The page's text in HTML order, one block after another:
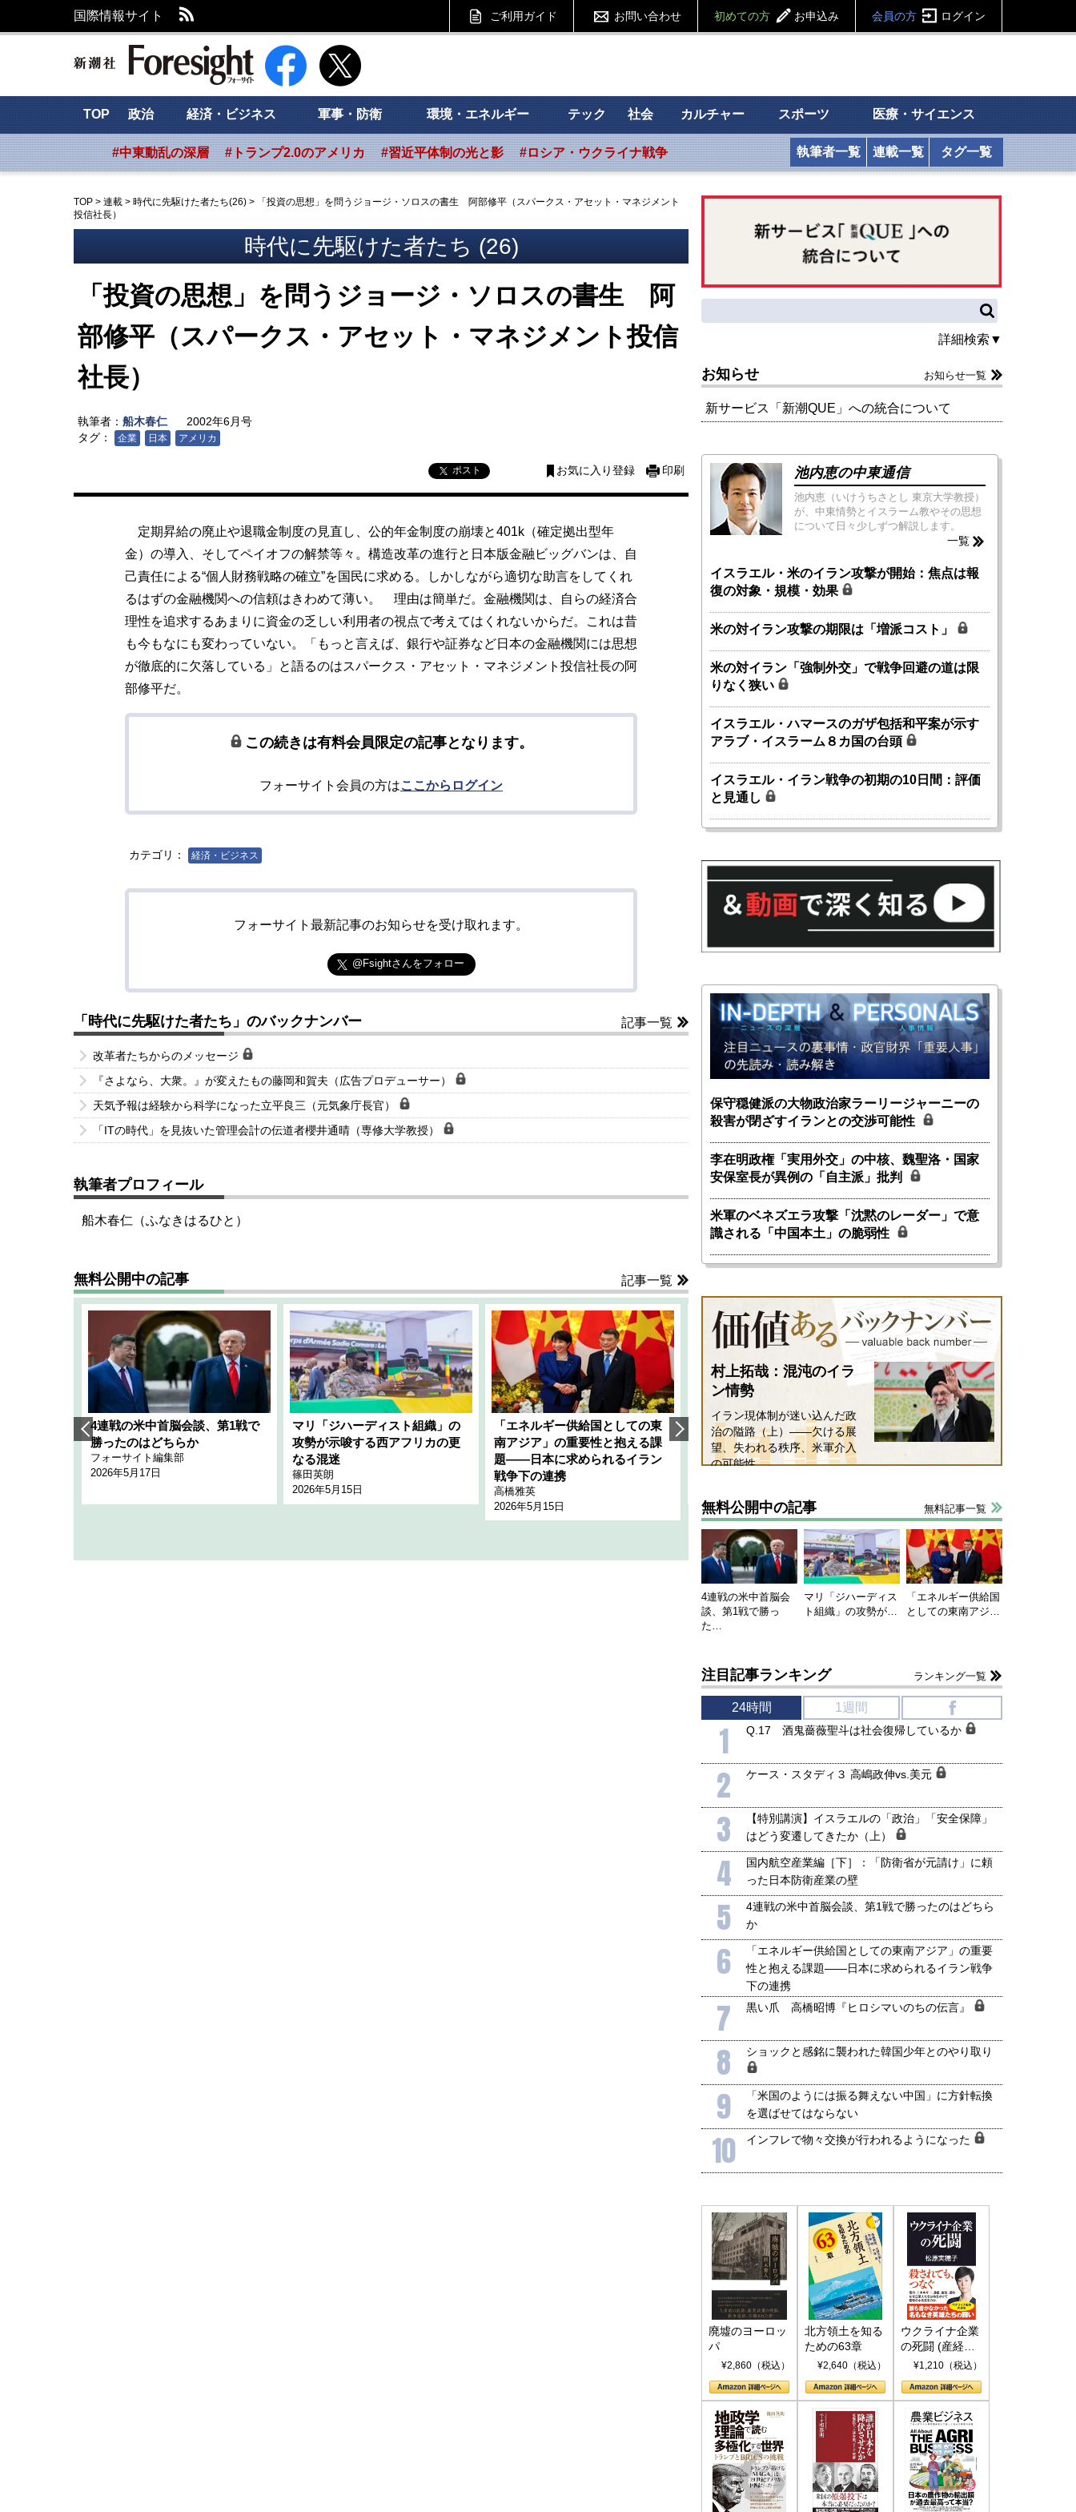
国際情報サイト ご利用ガイド お問い合わせ 初めての方 お申込み 会員の方 ログイン
新潮社 Foresight フォーサイト
TOP 政治 経済・ビジネス 軍事・防衛 環境・エネルギー テック 社会 カルチャー スポーツ 医療・サイエンス
#中東動乱の深層 #トランプ2.0のアメリカ #習近平体制の光と影 #ロシア・ウクライナ戦争 執筆者一覧 連載一覧 タグ一覧
TOP > 連載 > 時代に先駆けた者たち(26) >
「投資の思想」を問うジョージ・ソロスの書生 阿部修平（スパークス・アセット・マネジメント
投信社長）
時代に先駆けた者たち (26)
「投資の思想」を問うジョージ・ソロスの書生 阿
部修平（スパークス・アセット・マネジメント投信
社長）
執筆者： 船木春仁
2002年6月号
タグ：
企業 日本 アメリカ
ポスト お気に入り登録 印刷
定期昇給の廃止や退職金制度の見直し、公的年金制度の崩壊と401k（確定拠出型年
金）の導入、そしてペイオフの解禁等々。構造改革の進行と日本版金融ビッグバンは、自
己責任による“個人財務戦略の確立”を国民に求める。しかしながら適切な助言をしてくれ
るはずの金融機関への信頼はきわめて薄い。 理由は簡単だ。金融機関は、自らの経済合
理性を追求するあまりに資金の乏しい利用者の視点で考えてはくれないからだ。これは昔
も今もなにも変わっていない。「もっと言えば、銀行や証券など日本の金融機関には思想
が徹底的に欠落している」と語るのはスパークス・アセット・マネジメント投信社長の阿
部修平だ。
この続きは有料会員限定の記事となります。
フォーサイト会員の方はここからログイン
カテゴリ： 経済・ビジネス
フォーサイト最新記事のお知らせを受け取れます。
@Fsightさんをフォロー
「時代に先駆けた者たち」のバックナンバー 記事一覧
改革者たちからのメッセージ
『さよなら、大衆。』が変えたもの藤岡和賀夫（広告プロデューサー）
天気予報は経験から科学になった立平良三（元気象庁長官）
「ITの時代」を見抜いた管理会計の伝道者櫻井通晴（専修大学教授）
執筆者プロフィール
船木春仁（ふなきはるひと）
無料公開中の記事 記事一覧
4連戦の米中首脳会談、第1戦で
勝ったのはどちらか
フォーサイト編集部
2026年5月17日
マリ「ジハーディスト組織」の
攻勢が示唆する西アフリカの更
なる混迷
篠田英朗
2026年5月15日
「エネルギー供給国としての東
南アジア」の重要性と抱える課
題――日本に求められるイラン
戦争下の連携
高橋雅英
2026年5月15日
韓国にも理解してほしい「極東
1905年体制」における日米韓安
全保障協力の意味
ホルムズ海峡危機で加速したエ
ネルギー転換が「中国依存」に
行き着くリスク
詳細検索▼
お知らせ お知らせ一覧
新サービス「新潮QUE」への統合について
池内恵の中東通信
池内恵（いけうちさとし 東京大学教授）
が、中東情勢とイスラーム教やその思想
について日々少しずつ解説します。
一覧
イスラエル・米のイラン攻撃が開始：焦点は報
復の対象・規模・効果
米の対イラン攻撃の期限は「増派コスト」
米の対イラン「強制外交」で戦争回避の道は限
りなく狭い
イスラエル・ハマースのガザ包括和平案が示す
アラブ・イスラーム８カ国の台頭
イスラエル・イラン戦争の初期の10日間：評価
と見通し
保守穏健派の大物政治家ラーリージャーニーの
殺害が閉ざすイランとの交渉可能性
李在明政権「実用外交」の中核、魏聖洛・国家
安保室長が異例の「自主派」批判
米軍のベネズエラ攻撃「沈黙のレーダー」で意
識される「中国本土」の脆弱性
村上拓哉：混沌のイラ
ン情勢
イラン現体制が迷い込んだ政
治の隘路（上）――欠ける展
望、失われる秩序、米軍介入
の可能性
無料公開中の記事 無料記事一覧
4連戦の米中首脳会
談、第1戦で勝っ
た…
マリ「ジハーディス
ト組織」の攻勢が…
「エネルギー供給国
としての東南アジ…
注目記事ランキング ランキング一覧
24時間 1週間
1 Q.17 酒鬼薔薇聖斗は社会復帰しているか
2 ケース・スタディ３ 高嶋政伸vs.美元
3
【特別講演】イスラエルの「政治」「安全保障」
はどう変遷してきたか（上）
4
国内航空産業編［下］：「防衛省が元請け」に頼
った日本防衛産業の壁
5
4連戦の米中首脳会談、第1戦で勝ったのはどちら
か
6
「エネルギー供給国としての東南アジア」の重要
性と抱える課題――日本に求められるイラン戦争
下の連携
7 黒い爪 高橋昭博『ヒロシマいのちの伝言』
8 ショックと感銘に襲われた韓国少年とのやり取り
9
「米国のようには振る舞えない中国」に方針転換
を選ばせてはならない
10 インフレで物々交換が行われるようになった
廃墟のヨーロッ
パ
¥2,860（税込）
北方領土を知る
ための63章
¥2,640（税込）
ウクライナ企業
の死闘 (産経セ
レクト S 039)
¥1,210（税込）